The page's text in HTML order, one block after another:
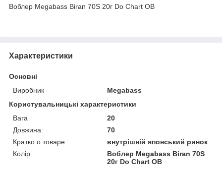
Воблер Megabass Biran 70S 20г Do Chart OB
Характеристики
Основні
Виробник
Megabass
Користувальницькі характеристики
Вага
20
Довжина:
70
Кратко о товаре
внутрішній японський ринок
Колір
Воблер Megabass Biran 70S
20г Do Chart OB